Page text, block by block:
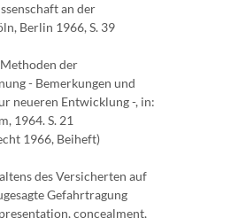
an der
Berlin 1966, S. 39
der
- Bemerkungen und
neueren Entwicklung -, in:
1964. S. 21
1966, Beiheft)
des Versicherten auf
Gefahrtragung
concealment,